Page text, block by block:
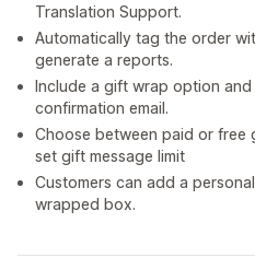
Translation Support.
Automatically tag the order
generate a reports.
Include a gift wrap option
confirmation email.
Choose between paid or free
set gift message limit
Customers can add a
wrapped box.